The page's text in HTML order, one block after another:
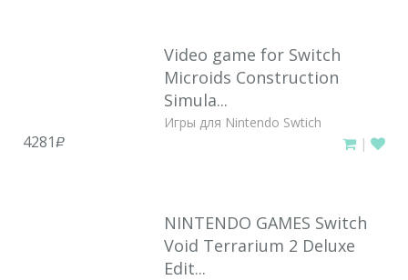
Video game for Switch
Microids Construction
Simula...
Игры для Nintendo Swtich
4281руб. |
NINTENDO GAMES Switch
Void Terrarium 2 Deluxe
Edit...